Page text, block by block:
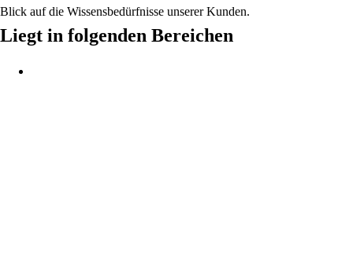
Blick auf die Wissensbedürfnisse unserer Kunden.
Liegt in folgenden Bereichen